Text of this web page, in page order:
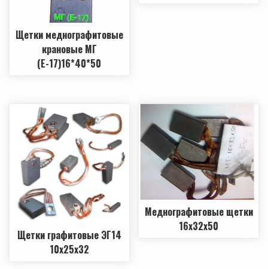
Щетки меднографитовые
крановые МГ
(Е-17)16*40*50
Щетки графитовые ЭГ14
10х25х32
Меднографитовые щетки
16х32х50